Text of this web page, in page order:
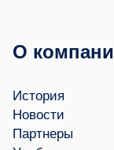
О
История
Новости
Партнеры